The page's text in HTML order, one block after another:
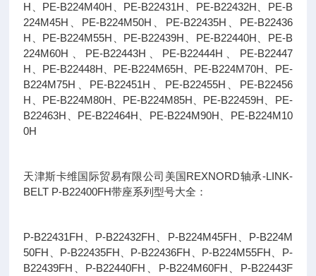
H、PE-B224M40H、PE-B22431H、PE-B22432H、PE-B
224M45H、PE-B224M50H、PE-B22435H、PE-B22436
H、PE-B224M55H、PE-B22439H、PE-B22440H、PE-B
224M60H、PE-B22443H、PE-B22444H、PE-B22447
H、PE-B22448H、PE-B224M65H、PE-B224M70H、PE-
B224M75H、PE-B22451H、PE-B22455H、PE-B22456
H、PE-B224M80H、PE-B224M85H、PE-B22459H、PE-
B22463H、PE-B22464H、PE-B224M90H、PE-B224M10
0H
天津斯卡维国际贸易有限公司美国REXNORD轴承-LINK-
BELT P-B22400FH带座系列型号大全：
P-B22431FH、P-B22432FH、P-B224M45FH、P-B224M
50FH、P-B22435FH、P-B22436FH、P-B224M55FH、P-
B22439FH、P-B22440FH、P-B224M60FH、P-B22443F